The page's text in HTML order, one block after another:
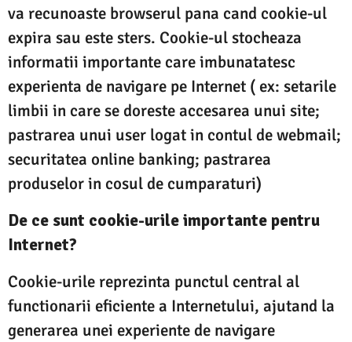
va recunoaste browserul pana cand cookie-ul
expira sau este sters. Cookie-ul stocheaza
informatii importante care imbunatatesc
experienta de navigare pe Internet ( ex: setarile
limbii in care se doreste accesarea unui site;
pastrarea unui user logat in contul de webmail;
securitatea online banking; pastrarea
produselor in cosul de cumparaturi)
De ce sunt cookie-urile importante pentru
Internet?
Cookie-urile reprezinta punctul central al
functionarii eficiente a Internetului, ajutand la
generarea unei experiente de navigare